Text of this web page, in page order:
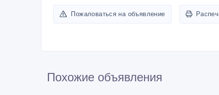
Пожаловаться на объявление
Похожие объявления